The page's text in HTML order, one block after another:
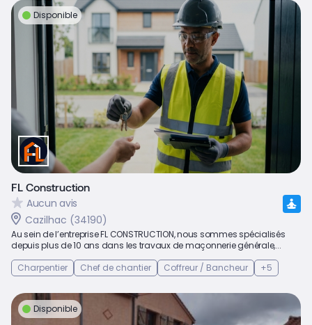
Disponible
FL Construction
Aucun avis
Cazilhac (34190)
Au sein de l’entreprise FL CONSTRUCTION, nous sommes spécialisés
depuis plus de 10 ans dans les travaux de maçonnerie générale,...
Charpentier
Chef de chantier Coffreur / Bancheur +5
Disponible